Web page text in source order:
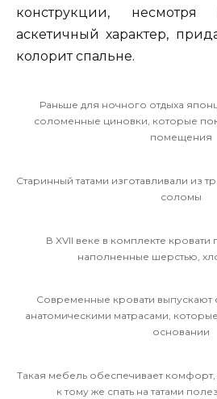
конструкции,
аскетичный характер,
колорит спальне.
Раньше для ночного отдыха
соломенные циновки, которые
помещения
Старинный татами изготавливали из
соломы
В XVII веке в комплекте кровати
наполненные шерстью,
Современные кровати выпускают
анатомическими матрасами,
основании
Такая мебель обеспечивает комфорт,
к тому же спать на татами